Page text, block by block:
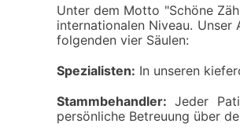
Unter dem Motto "Schöne
internationalen Niveau.
folgenden vier Säulen:
Spezialisten: In unseren
Stammbehandler: Jeder
persönliche Betreuung über